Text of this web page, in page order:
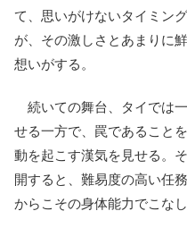
て、思いがけないタイミン
が、その激しさとあまりに
想いがする。
続いての舞台、タイでは
せる一方で、罠であること
動を起こす漢気を見せる。
開すると、難易度の高い任
からこその身体能力でこなし